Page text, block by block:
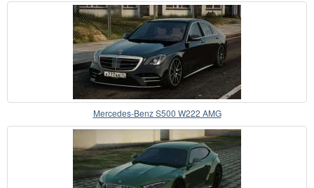
Mercedes-Benz S500 W222 AMG